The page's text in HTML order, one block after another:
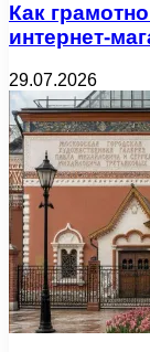
Как
интернет-
29.07.2026